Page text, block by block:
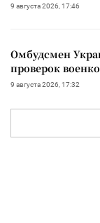
9 августа 2026, 17:46
Омбудсмен
проверок
9 августа 2026, 17:32